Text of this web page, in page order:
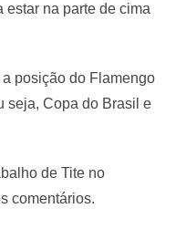
estar na parte de cima
posição do Flamengo
seja, Copa do Brasil e
de Tite no
comentários.